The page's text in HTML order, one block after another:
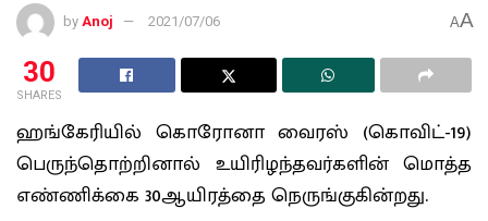
by Anoj 2021/07/06 AA
30
SHARES
ஹங்கேரியில் கொரோனா வைரஸ் (கொவிட்-19)
பெருந்தொற்றினால் உயிரிழந்தவர்களின் மொத்த
எண்ணிக்கை 30ஆயிரத்தை நெருங்குகின்றது.